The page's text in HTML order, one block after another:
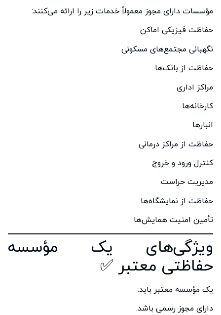
مؤسسات دارای مجوز معمولاً خدمات زیر را ارائه می‌کنند:
حفاظت فیزیکی اماکن
نگهبانی مجتمع‌های مسکونی
حفاظت از بانک‌ها
مراکز اداری
کارخانه‌ها
انبارها
حفاظت از مراکز درمانی
کنترل ورود و خروج
مدیریت حراست
حفاظت از نمایشگاه‌ها
تأمین امنیت همایش‌ها
ویژگی‌های یک مؤسسه
حفاظتی معتبر ✅
یک مؤسسه معتبر باید:
دارای مجوز رسمی باشد.